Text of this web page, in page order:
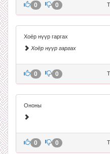
0 0
Хоёр нүүр гаргах
Хоёр нүүр гаргах
0 0
Ононы
0 0